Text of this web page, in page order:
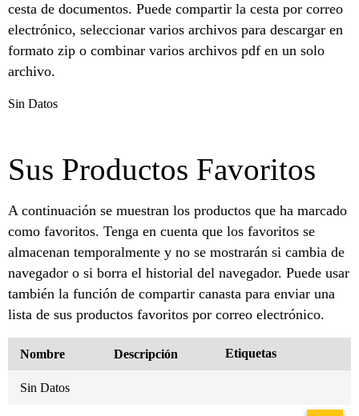
cesta de documentos. Puede compartir la cesta por correo
electrónico, seleccionar varios archivos para descargar en
formato zip o combinar varios archivos pdf en un solo
archivo.
Sin Datos
Sus Productos Favoritos
A continuación se muestran los productos que ha marcado
como favoritos. Tenga en cuenta que los favoritos se
almacenan temporalmente y no se mostrarán si cambia de
navegador o si borra el historial del navegador. Puede usar
también la función de compartir canasta para enviar una
lista de sus productos favoritos por correo electrónico.
Nombre Descripción Etiquetas
Sin Datos